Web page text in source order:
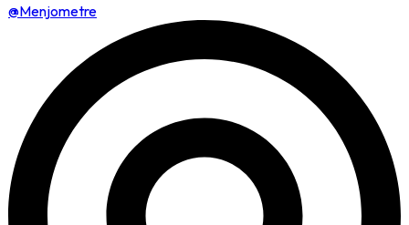
@Menjometre